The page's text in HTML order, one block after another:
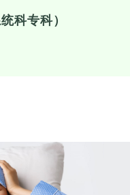
科专科）